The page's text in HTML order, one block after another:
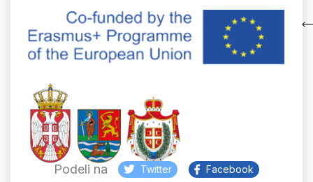
Podeli na Twitter Facebook